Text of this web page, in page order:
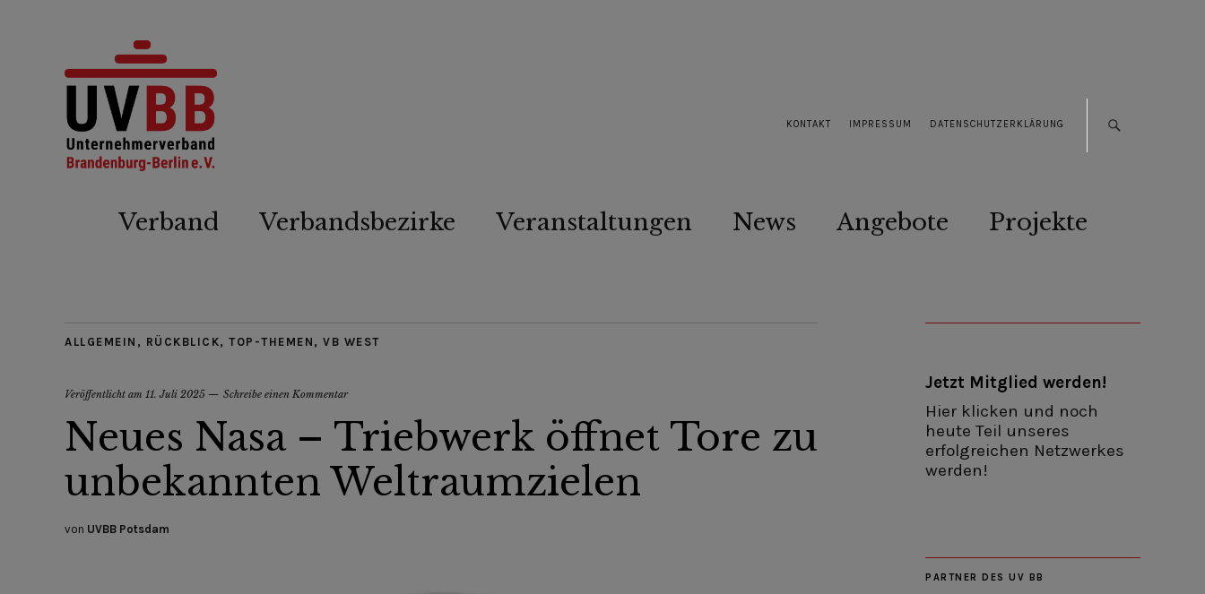
KONTAKT IMPRESSUM DATENSCHUTZERKLÄRUNG
Verband Verbandsbezirke Veranstaltungen News Angebote Projekte
ALLGEMEIN , RÜCKBLICK, TOP-THEMEN , VB WEST
Veröffentlicht am 11. Juli 2025 Schreibe einen Kommentar
Neues Nasa – Triebwerk öffnet Tore zu
unbekannten Weltraumzielen
von UVBB Potsdam
Jetzt Mitglied werden!
Hier klicken und noch
heute Teil unseres
erfolgreichen Netzwerkes
werden!
PARTNER DES UV BB